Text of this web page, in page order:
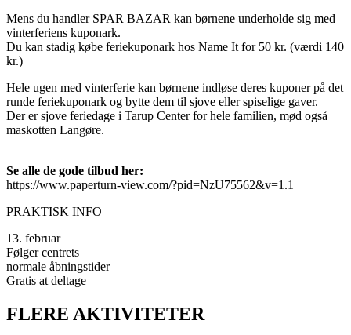
Mens du handler SPAR BAZAR kan børnene underholde sig med
vinterferiens kuponark.
Du kan stadig købe feriekuponark hos Name It for 50 kr. (værdi 140
kr.)
Hele ugen med vinterferie kan børnene indløse deres kuponer på det
runde feriekuponark og bytte dem til sjove eller spiselige gaver.
Der er sjove feriedage i Tarup Center for hele familien, mød også
maskotten Langøre.
Se alle de gode tilbud her:
https://www.paperturn-view.com/?pid=NzU75562&v=1.1
PRAKTISK INFO
13. februar
Følger centrets
normale åbningstider
Gratis at deltage
FLERE AKTIVITETER